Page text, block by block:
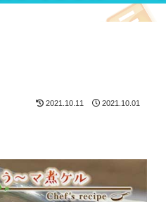
2021.10.11 2021.10.01